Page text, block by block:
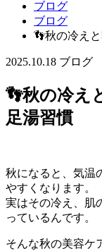
ブログ
ブログ
👣秋の冷え
2025.10.18 ブログ
👣秋の冷え
足湯習慣
秋になると、気温
やすくなります。
実はその冷え、肌
っているんです。
そんな秋の美容ケ